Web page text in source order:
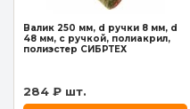
Валик 250 мм, d ручки 8 мм, d
48 мм, с ручкой, полиакрил,
полиэстер СИБРТЕХ
284 ₽ шт.